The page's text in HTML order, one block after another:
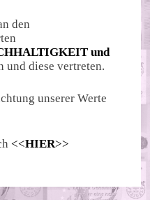
den
und
und diese vertreten.
unserer Werte
<<HIER>>